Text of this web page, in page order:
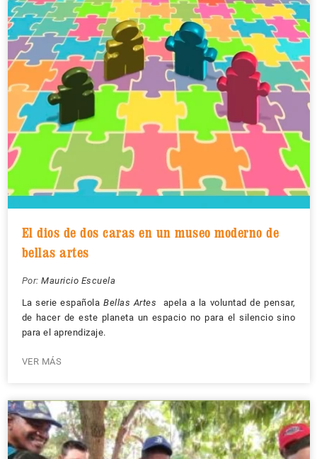
El dios de dos caras en un museo moderno de
bellas artes
Por: Mauricio Escuela
La serie españolaBellas Artes apela a la voluntad de pensar,
de hacer de este planeta un espacio no para el silencio sino
para el aprendizaje.
VER MÁS